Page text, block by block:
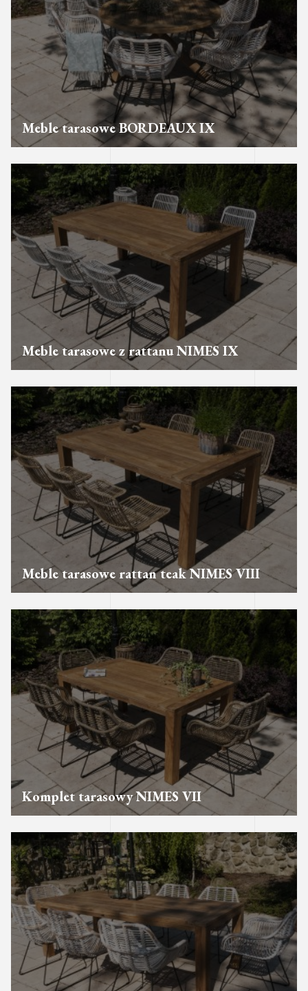
Meble tarasowe BORDEAUX IX
Meble tarasowe z rattanu NIMES IX
Meble tarasowe rattan teak NIMES VIII
Komplet tarasowy NIMES VII